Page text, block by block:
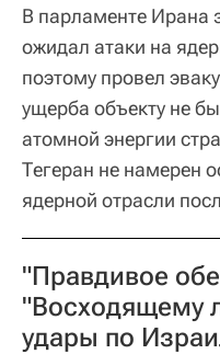
В парламенте Ирана
ожидал атаки на
поэтому провел
ущерба объекту не
атомной энергии
Тегеран не намерен
ядерной отрасли
"Правдивое
"Восходящему
удары по